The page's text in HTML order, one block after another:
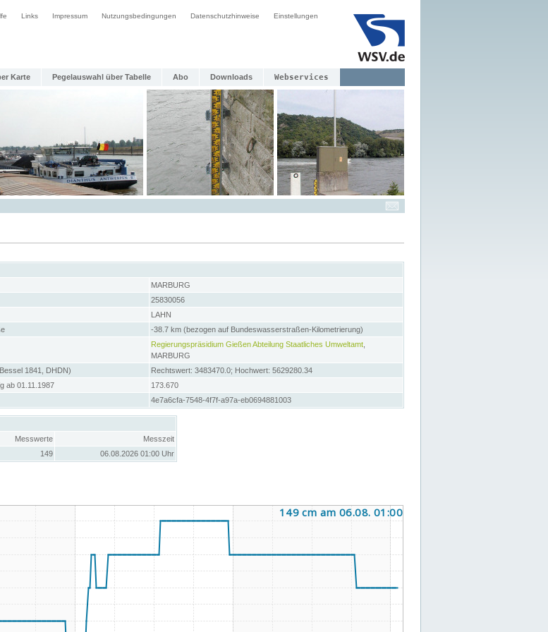
Links Impressum Nutzungsbedingungen Datenschutzhinweise Einstellungen
Karte Pegelauswahl über Tabelle Abo Downloads Webservices
MARBURG
25830056
LAHN
-38.7 km (bezogen auf Bundeswasserstraßen-Kilometrierung)
Regierungspräsidium Gießen Abteilung Staatliches Umweltamt
MARBURG
1841, DHDN)
Rechtswert: 3483470.0; Hochwert: 5629280.34
ab 01.11.1987
173.670
4e7a6cfa-7548-4f7f-a97a-eb0694881003
Messwerte
Messzeit
149 06.08.2026 01:00 Uhr